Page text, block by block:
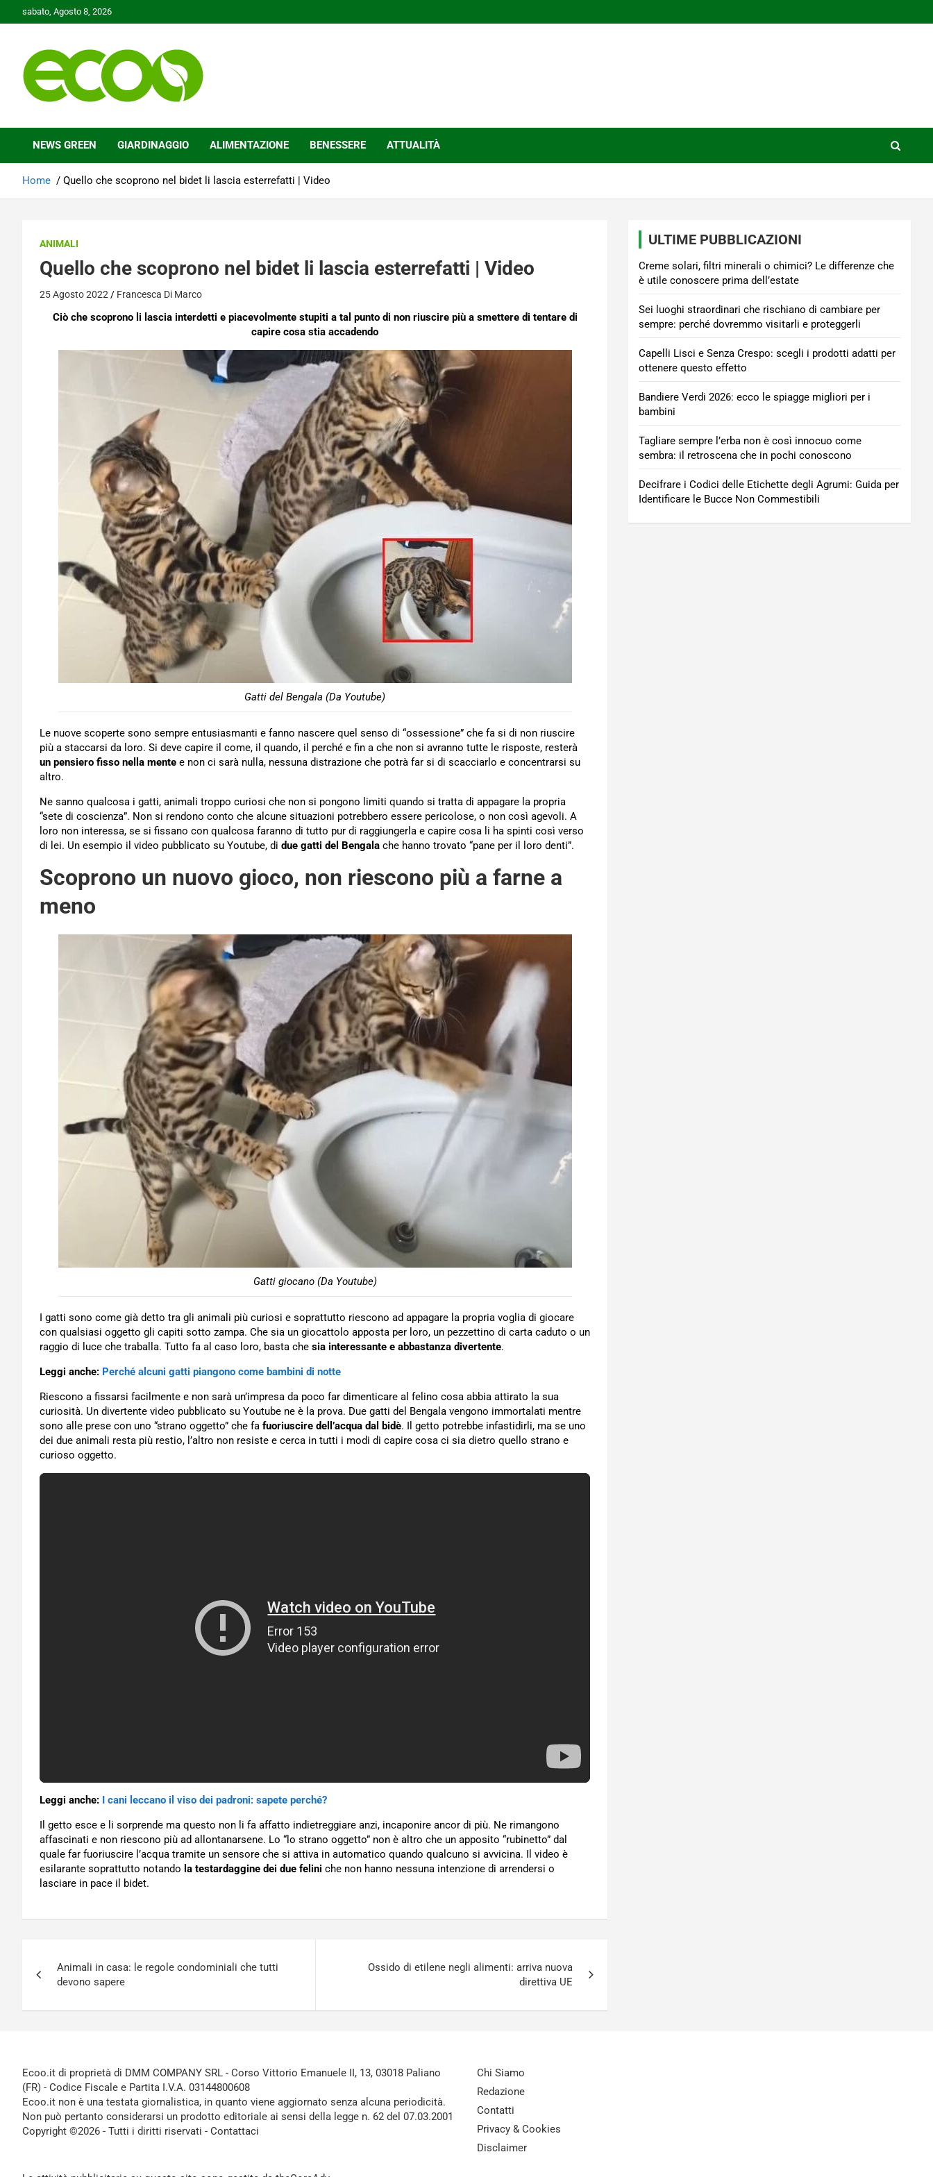
to
sabato, Agosto 8, 2026
Ecoo.it
NEWS GREEN GIARDINAGGIO ALIMENTAZIONE BENESSERE ATTUALITÀ
Home Quello che scoprono nel bidet li lascia esterrefatti | Video
ANIMALI
Quello che scoprono nel bidet li lascia esterrefatti | Video
25 Agosto 2022 Francesca Di Marco
Ciò che scoprono li lascia interdetti e piacevolmente stupiti a tal punto di non riuscire più a smettere di tentare di
capire cosa stia accadendo
Gatti del Bengala (Da Youtube)
Le nuove scoperte sono sempre entusiasmanti e fanno nascere quel senso di “ossessione” che fa si di non riuscire
più a staccarsi da loro. Si deve capire il come, il quando, il perché e fin a che non si avranno tutte le risposte, resterà
un pensiero fisso nella mente e non ci sarà nulla, nessuna distrazione che potrà far si di scacciarlo e concentrarsi su
altro.
Ne sanno qualcosa i gatti, animali troppo curiosi che non si pongono limiti quando si tratta di appagare la propria
“sete di coscienza”. Non si rendono conto che alcune situazioni potrebbero essere pericolose, o non così agevoli. A
loro non interessa, se si fissano con qualcosa faranno di tutto pur di raggiungerla e capire cosa li ha spinti così verso
di lei. Un esempio il video pubblicato su Youtube, di due gatti del Bengala che hanno trovato “pane per il loro denti”.
Scoprono un nuovo gioco, non riescono più a farne a
meno
Gatti giocano (Da Youtube)
I gatti sono come già detto tra gli animali più curiosi e soprattutto riescono ad appagare la propria voglia di giocare
con qualsiasi oggetto gli capiti sotto zampa. Che sia un giocattolo apposta per loro, un pezzettino di carta caduto o un
raggio di luce che traballa. Tutto fa al caso loro, basta che sia interessante e abbastanza divertente.
Leggi anche: Perché alcuni gatti piangono come bambini di notte
Riescono a fissarsi facilmente e non sarà un’impresa da poco far dimenticare al felino cosa abbia attirato la sua
curiosità. Un divertente video pubblicato su Youtube ne è la prova. Due gatti del Bengala vengono immortalati mentre
sono alle prese con uno “strano oggetto” che fa fuoriuscire dell’acqua dal bidè. Il getto potrebbe infastidirli, ma se uno
dei due animali resta più restio, l’altro non resiste e cerca in tutti i modi di capire cosa ci sia dietro quello strano e
curioso oggetto.
Leggi anche: I cani leccano il viso dei padroni: sapete perché?
Il getto esce e li sorprende ma questo non li fa affatto indietreggiare anzi, incaponire ancor di più. Ne rimangono
affascinati e non riescono più ad allontanarsene. Lo “lo strano oggetto” non è altro che un apposito “rubinetto” dal
quale far fuoriuscire l’acqua tramite un sensore che si attiva in automatico quando qualcuno si avvicina. Il video è
esilarante soprattutto notando la testardaggine dei due felini che non hanno nessuna intenzione di arrendersi o
lasciare in pace il bidet.
articoli
Animali in casa: le regole condominiali che tutti
devono sapere
Ossido di etilene negli alimenti: arriva nuova
direttiva UE
ULTIME PUBBLICAZIONI
Creme solari, filtri minerali o chimici? Le differenze che
è utile conoscere prima dell’estate
Sei luoghi straordinari che rischiano di cambiare per
sempre: perché dovremmo visitarli e proteggerli
Capelli Lisci e Senza Crespo: scegli i prodotti adatti per
ottenere questo effetto
Bandiere Verdi 2026: ecco le spiagge migliori per i
bambini
Tagliare sempre l’erba non è così innocuo come
sembra: il retroscena che in pochi conoscono
Decifrare i Codici delle Etichette degli Agrumi: Guida per
Identificare le Bucce Non Commestibili
Ecoo.it di proprietà di DMM COMPANY SRL - Corso Vittorio Emanuele II, 13, 03018 Paliano
(FR) - Codice Fiscale e Partita I.V.A. 03144800608
Ecoo.it non è una testata giornalistica, in quanto viene aggiornato senza alcuna periodicità.
Non può pertanto considerarsi un prodotto editoriale ai sensi della legge n. 62 del 07.03.2001
Copyright ©2026 - Tutti i diritti riservati - Contattaci
Chi Siamo
Redazione
Contatti
Privacy & Cookies
Disclaimer